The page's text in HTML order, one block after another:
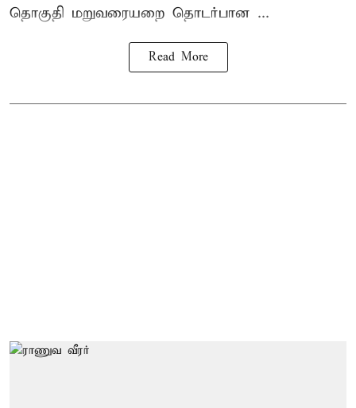
தொகுதி மறுவரையறை தொடர்பான ...
Read More